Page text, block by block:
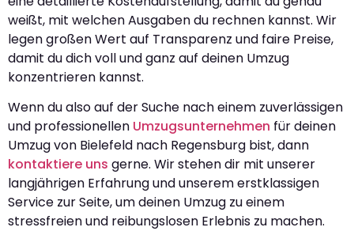
weißt, mit welchen Ausgaben du rechnen kannst. Wir
legen großen Wert auf Transparenz und faire Preise,
damit du dich voll und ganz auf deinen Umzug
konzentrieren kannst.
Wenn du also auf der Suche nach einem zuverlässigen
und professionellen Umzugsunternehmen für deinen
Umzug von Bielefeld nach Regensburg bist, dann
kontaktiere uns gerne. Wir stehen dir mit unserer
langjährigen Erfahrung und unserem erstklassigen
Service zur Seite, um deinen Umzug zu einem
stressfreien und reibungslosen Erlebnis zu machen.